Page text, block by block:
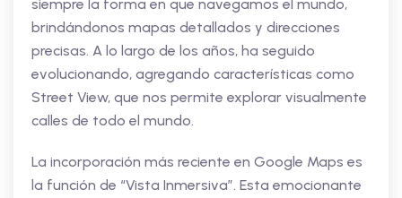
siempre la forma en que navegamos el mundo,
brindándonos mapas detallados y direcciones
precisas. A lo largo de los años, ha seguido
evolucionando, agregando características como
Street View, que nos permite explorar visualmente
calles de todo el mundo.
La incorporación más reciente en Google Maps es
la función de “Vista Inmersiva”. Esta emocionante